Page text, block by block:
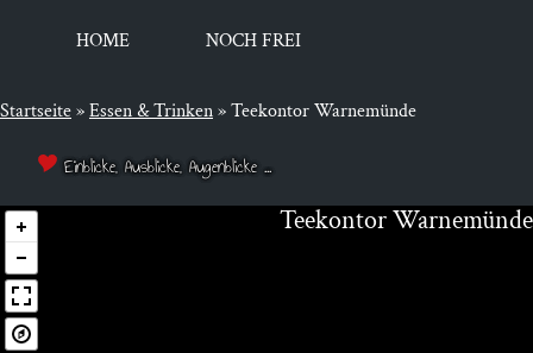
HOME NOCH FREI
Startseite»Essen & Trinken»Teekontor Warnemünde
Einblicke, Ausblicke, Augenblicke ...
Tee­kon­tor Warnemünde